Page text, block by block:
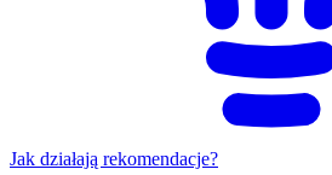
Jak działają rekomendacje?